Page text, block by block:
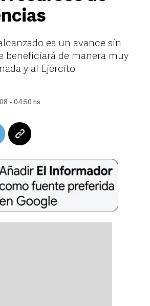
es un avance sin
beneficiará de manera muy
y al Ejército
- 04:50 hs